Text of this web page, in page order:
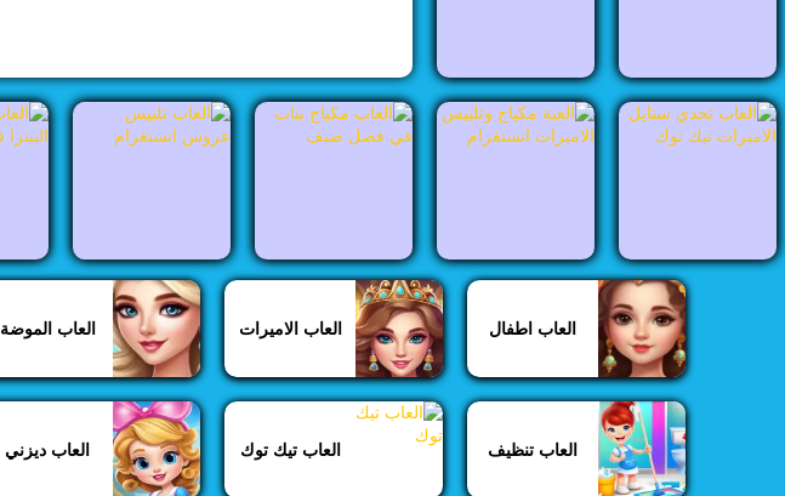
العاب تيك توك
العاب ديزني
العاب ستايل
العاب طبخ
العاب عرائس
العاب اطفال العاب الاميرات العاب الموضة
العاب تنظيف العاب تيك توك العاب ديزني